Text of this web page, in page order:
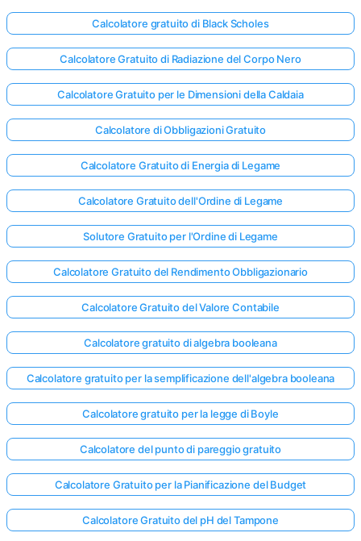
Calcolatore gratuito di Black Scholes
Calcolatore Gratuito di Radiazione del Corpo Nero
Calcolatore Gratuito per le Dimensioni della Caldaia
Calcolatore di Obbligazioni Gratuito
Calcolatore Gratuito di Energia di Legame
Calcolatore Gratuito dell'Ordine di Legame
Solutore Gratuito per l'Ordine di Legame
Calcolatore Gratuito del Rendimento Obbligazionario
Calcolatore Gratuito del Valore Contabile
Calcolatore gratuito di algebra booleana
Calcolatore gratuito per la semplificazione dell'algebra booleana
Calcolatore gratuito per la legge di Boyle
Calcolatore del punto di pareggio gratuito
Calcolatore Gratuito per la Pianificazione del Budget
Calcolatore Gratuito del pH del Tampone